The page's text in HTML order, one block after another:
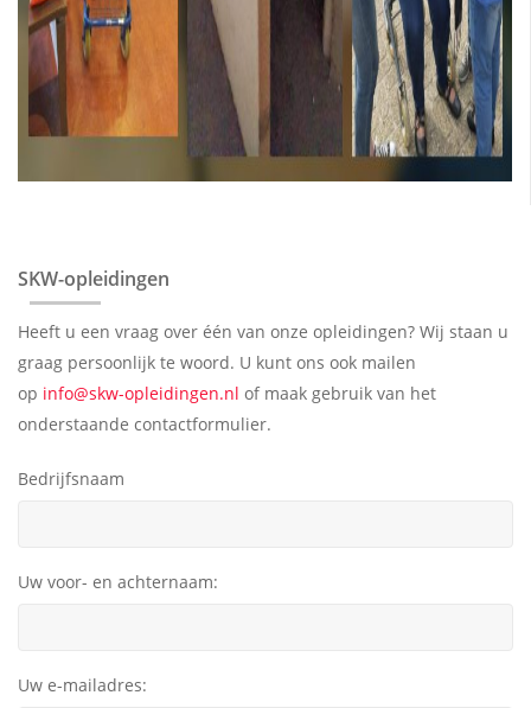
SKW-opleidingen
Heeft u een vraag over één van onze opleidingen? Wij staan u
graag persoonlijk te woord. U kunt ons ook mailen
op info@skw-opleidingen.nl of maak gebruik van het
onderstaande contactformulier.
Bedrijfsnaam
Uw voor- en achternaam:
Uw e-mailadres: